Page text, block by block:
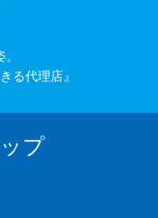
る代理店』
プ